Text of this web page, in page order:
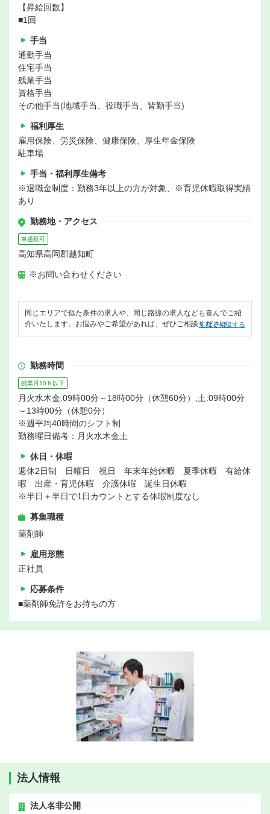
【昇給回数】
■1回
手当
通勤手当
住宅手当
残業手当
資格手当
その他手当(地域手当、役職手当、皆勤手当)
福利厚生
雇用保険、労災保険、健康保険、厚生年金保険
駐車場
手当・福利厚生備考
※退職金制度：勤務3年以上の方が対象、※育児休暇取得実績
あり
勤務地・アクセス
車通勤可
高知県高岡郡越知町
※お問い合わせください
同じエリアで似た条件の求人や、同じ路線の求人なども喜んでご紹
介いたします。お悩みやご希望があれば、ぜひご相談ください。
無料で相談する
勤務時間
残業月10ｈ以下
月火水木金:09時00分～18時00分（休憩60分）,土:09時00分
～13時00分（休憩0分）
※週平均40時間のシフト制
勤務曜日備考：月火水木金土
休日・休暇
週休2日制 日曜日 祝日 年末年始休暇 夏季休暇 有給休
暇 出産・育児休暇 介護休暇 誕生日休暇
※半日＋半日で1日カウントとする休暇制度なし
募集職種
薬剤師
雇用形態
正社員
応募条件
■薬剤師免許をお持ちの方
法人情報
法人名非公開